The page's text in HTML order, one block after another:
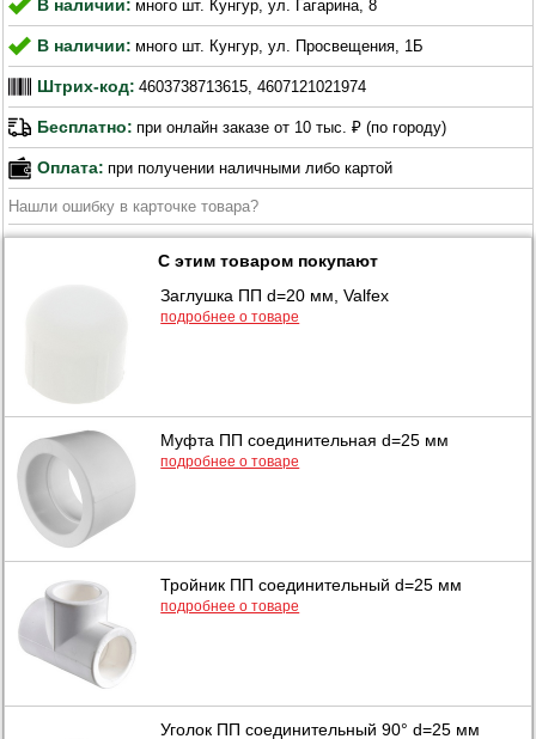
В наличии: много шт. Кунгур, ул. Гагарина, 8
В наличии: много шт. Кунгур, ул. Просвещения, 1Б
Штрих-код: 4603738713615, 4607121021974
Бесплатно: при онлайн заказе от 10 тыс. ₽ (по городу)
Оплата: при получении наличными либо картой
Нашли ошибку в карточке товара?
С этим товаром покупают
Заглушка ПП d=20 мм, Valfex
подробнее о товаре
Муфта ПП соединительная d=25 мм
подробнее о товаре
Тройник ПП соединительный d=25 мм
подробнее о товаре
Уголок ПП соединительный 90° d=25 мм